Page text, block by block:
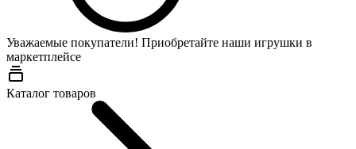
Уважаемые покупатели! Приобретайте наши игрушки в
маркетплейсе
Каталог товаров